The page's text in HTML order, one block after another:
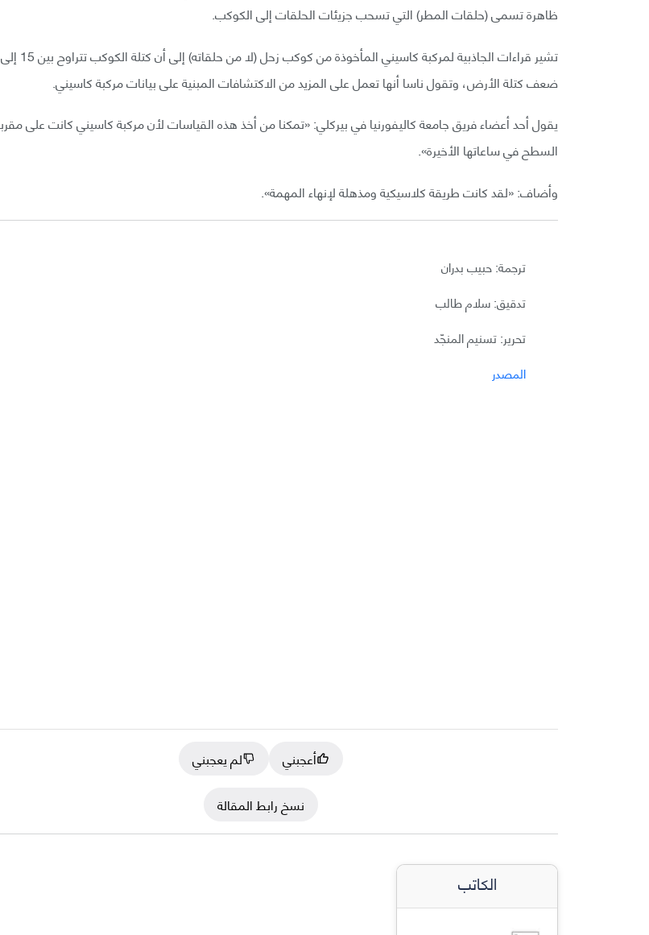
ظاهرة تسمى (حلقات المطر) التي تسحب جزيئات الحلقات إلى الكوكب.
ضعف كتلة الأرض، وتقول ناسا أنها تعمل على المزيد من الاكتشافات المبنية على بيانات مركبة كاسيني.
يقول أحد أعضاء فريق جامعة كاليفورنيا في بيركلي: «تمكنا من أخذ هذه القياسات لأن مركبة كاسيني كانت على
السطح في ساعاتها الأخيرة».
وأضاف: «لقد كانت طريقة كلاسيكية ومذهلة لإنهاء المهمة».
ترجمة: حبيب بدران
تدقيق: سلام طالب
تحرير: تسنيم المنجّد
المصدر
أعجبني
لم يعجبني
نسخ رابط المقالة
الكاتب